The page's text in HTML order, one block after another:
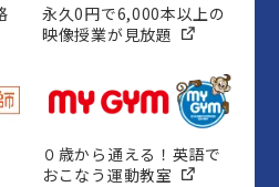
永久0円で6,000本以上の
映像授業が見放題
０歳から通える！英語で
おこなう運動教室